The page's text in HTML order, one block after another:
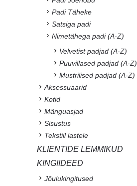
Padi Täheke
Satsiga padi
Nimetähega padi (A-Z)
Velvetist padjad (A-Z)
Puuvillased padjad (A-Z)
Mustrilised padjad (A-Z)
Aksessuaarid
Kotid
Mänguasjad
Sisustus
Tekstiil lastele
KLIENTIDE LEMMIKUD
KINGIIDEED
Jõulukingitused